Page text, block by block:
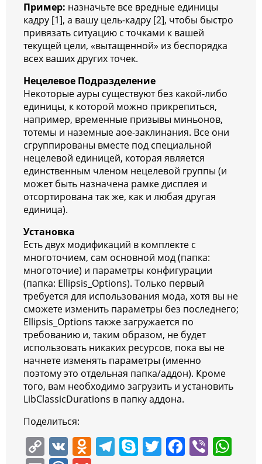
Пример: назначьте все вредные единицы
кадру [1], а вашу цель-кадру [2], чтобы быстро
привязать ситуацию с точками к вашей
текущей цели, «вытащенной» из беспорядка
всех ваших других точек.
Нецелевое Подразделение
Некоторые ауры существуют без какой-либо
единицы, к которой можно прикрепиться,
например, временные призывы миньонов,
тотемы и наземные аое-заклинания. Все они
сгруппированы вместе под специальной
нецелевой единицей, которая является
единственным членом нецелевой группы (и
может быть назначена рамке дисплея и
отсортирована так же, как и любая другая
единица).
Установка
Есть двух модификаций в комплекте с
многоточием, сам основной мод (папка:
многоточие) и параметры конфигурации
(папка: Ellipsis_Options). Только первый
требуется для использования мода, хотя вы не
сможете изменить параметры без последнего;
Ellipsis_Options также загружается по
требованию и, таким образом, не будет
использовать никаких ресурсов, пока вы не
начнете изменять параметры (именно
поэтому это отдельная папка/аддон). Кроме
того, вам необходимо загрузить и установить
LibClassicDurations в папку аддона.
Поделиться:
C V O T S T F Vi